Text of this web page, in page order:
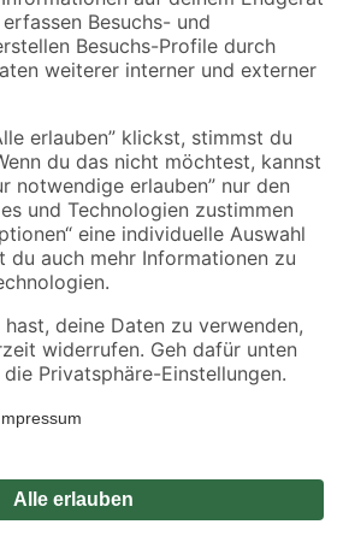
Versandarten
MwSt.. Die dargestellten Angebote sind unter
verfügbar. Die angegebenen Verfügbarkeiten beziehen
gilt nicht für Artikel mit Speditionsversand, hier
Impressum
Widerrufsrecht Vertrag widerrufen